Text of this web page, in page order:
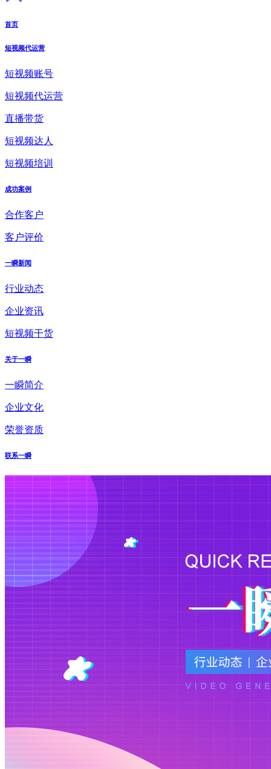
首页
短视频代运营
短视频账号
短视频代运营
直播带货
短视频达人
短视频培训
成功案例
合作客户
客户评价
一瞬新闻
行业动态
企业资讯
短视频干货
关于一瞬
一瞬简介
企业文化
荣誉资质
联系一瞬